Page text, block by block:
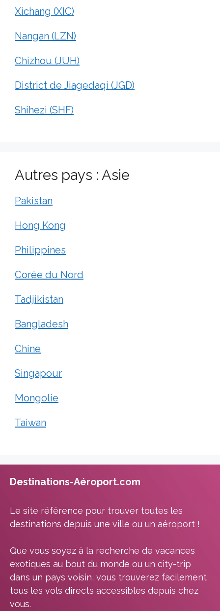
Xichang (XIC)
Nangan (LZN)
Chizhou (JUH)
District de Jiagedaqi (JGD)
Shihezi (SHF)
Autres pays : Asie
Pakistan
Hong Kong
Philippines
Corée du Nord
Tadjikistan
Bangladesh
Chine
Singapour
Mongolie
Taiwan
Destinations-Aéroport.com
Le site référence pour trouver toutes les
destinations depuis une ville ou un aéroport !
Que vous soyez à la recherche de vacances
exotiques au bout du monde ou un city-trip
dans un pays voisin, vous trouverez facilement
tous les vols directs accessibles depuis chez
vous.